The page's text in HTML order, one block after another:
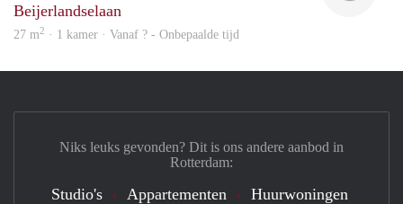
Beijerlandselaan
27 m2 · 1 kamer · Vanaf ? - Onbepaalde tijd
Niks leuks gevonden? Dit is ons andere aanbod in
Rotterdam:
Studio's Appartementen Huurwoningen